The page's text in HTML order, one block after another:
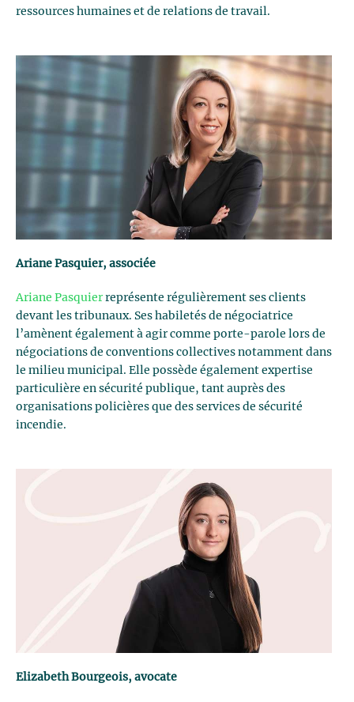
ressources humaines et de relations de travail.
Ariane Pasquier, associée
Ariane Pasquierreprésente régulièrement ses clients
devant les tribunaux. Ses habiletés de négociatrice
l’amènent également à agir comme porte-parole lors de
négociations de conventions collectives notamment dans
le milieu municipal. Elle possède également expertise
particulière en sécurité publique, tant auprès des
organisations policières que des services de sécurité
incendie.
Elizabeth Bourgeois, avocate